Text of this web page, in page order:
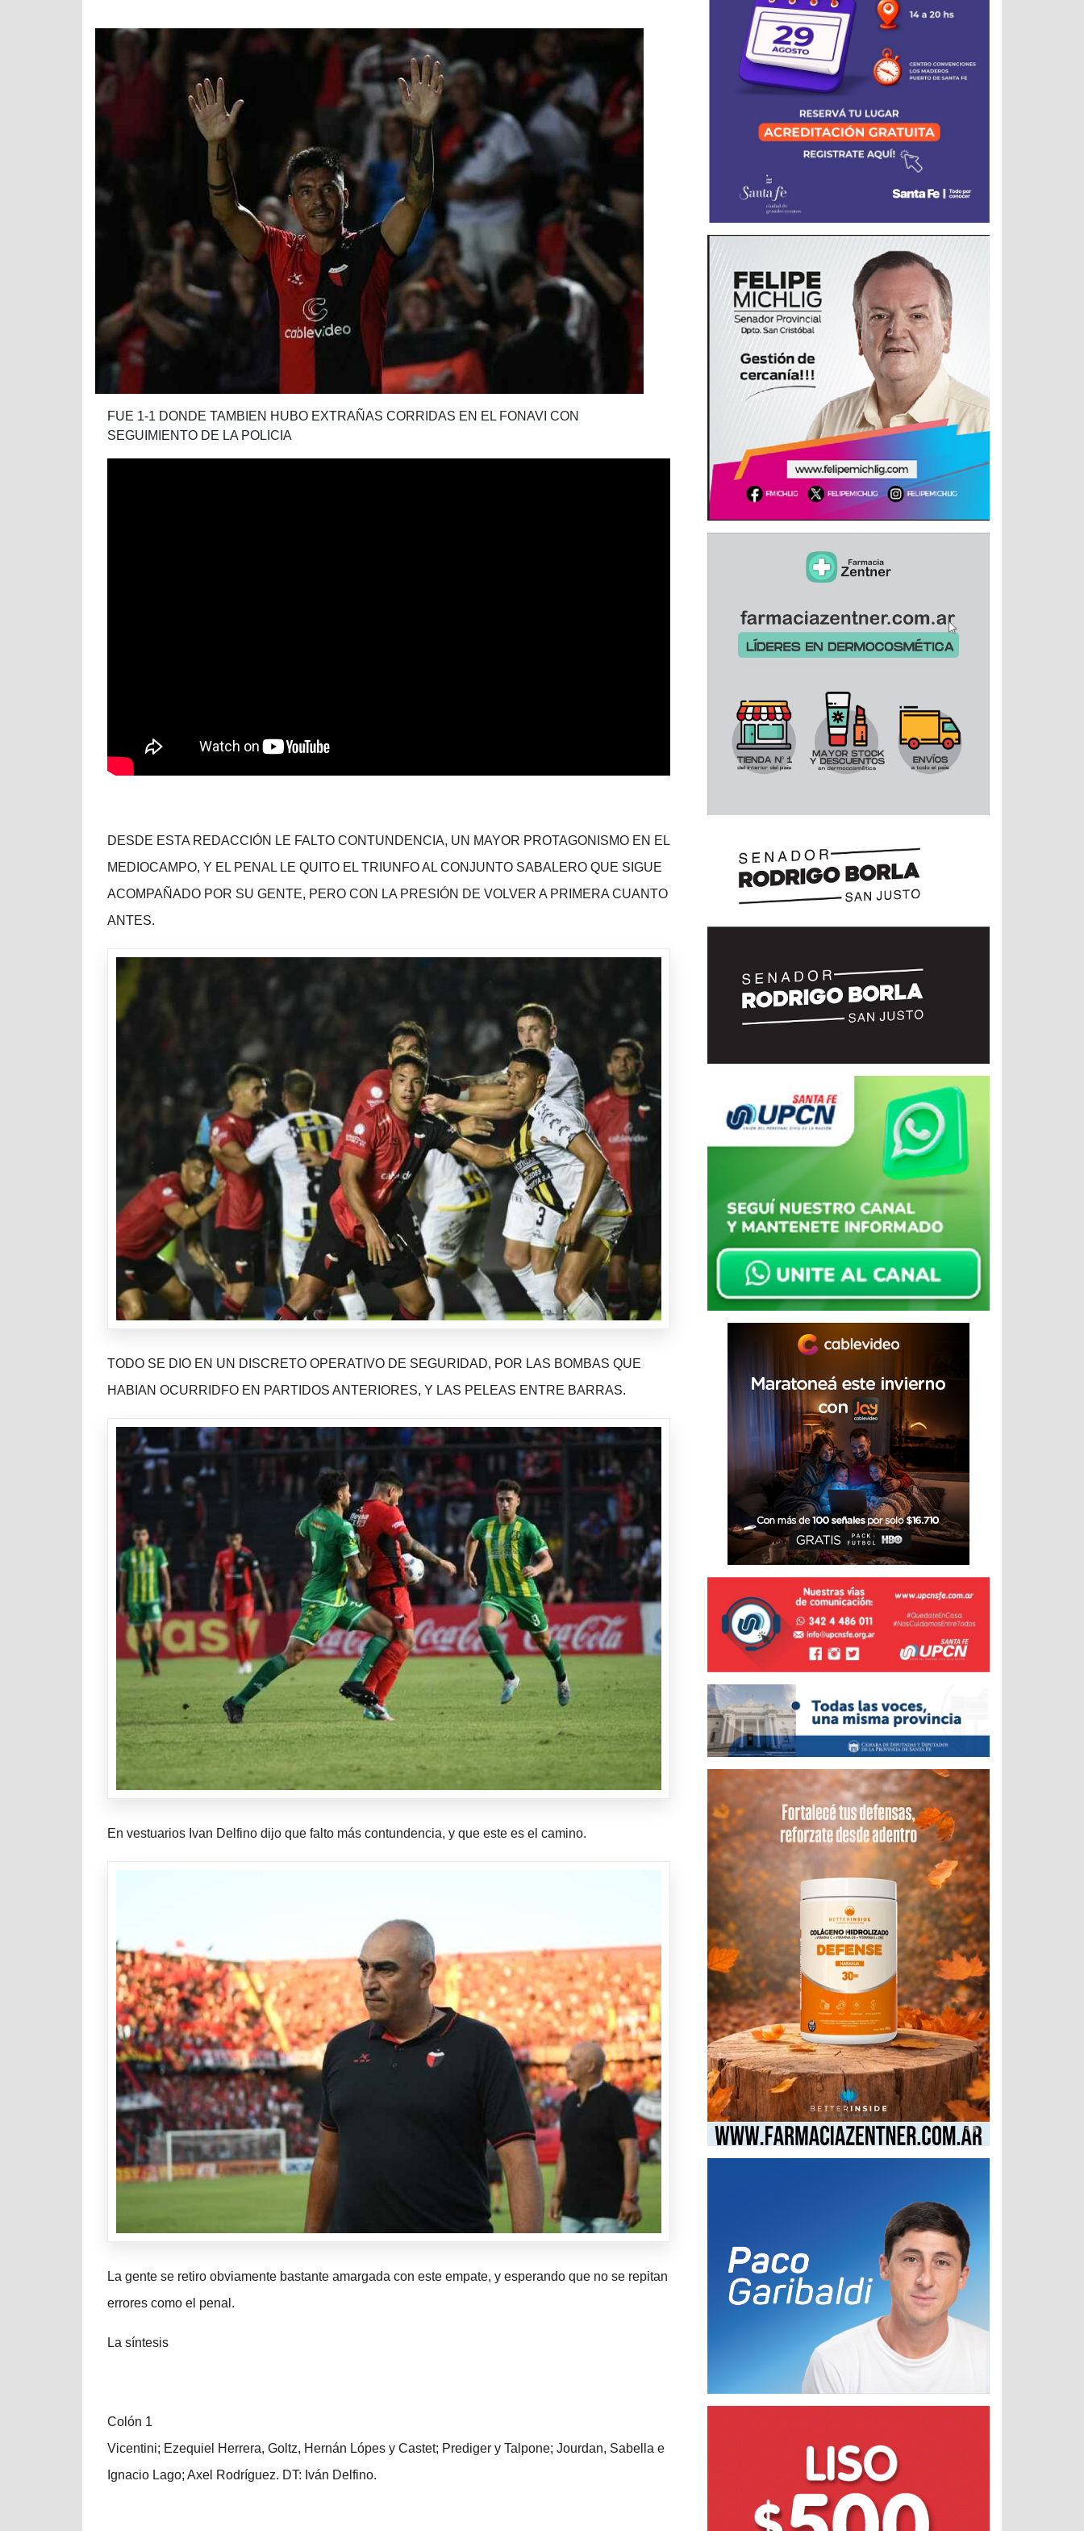
FUE 1-1 DONDE TAMBIEN HUBO EXTRAÑAS CORRIDAS EN EL FONAVI CON
SEGUIMIENTO DE LA POLICIA
DESDE ESTA REDACCIÓN LE FALTO CONTUNDENCIA, UN MAYOR PROTAGONISMO EN EL
MEDIOCAMPO, Y EL PENAL LE QUITO EL TRIUNFO AL CONJUNTO SABALERO QUE SIGUE
ACOMPAÑADO POR SU GENTE, PERO CON LA PRESIÓN DE VOLVER A PRIMERA CUANTO
ANTES.
TODO SE DIO EN UN DISCRETO OPERATIVO DE SEGURIDAD, POR LAS BOMBAS QUE
HABIAN OCURRIDFO EN PARTIDOS ANTERIORES, Y LAS PELEAS ENTRE BARRAS.
En vestuarios Ivan Delfino dijo que falto más contundencia, y que este es el camino.
La gente se retiro obviamente bastante amargada con este empate, y esperando que no se repitan
errores como el penal.
La síntesis
Colón 1
Vicentini; Ezequiel Herrera, Goltz, Hernán Lópes y Castet; Prediger y Talpone; Jourdan, Sabella e
Ignacio Lago; Axel Rodríguez. DT: Iván Delfino.